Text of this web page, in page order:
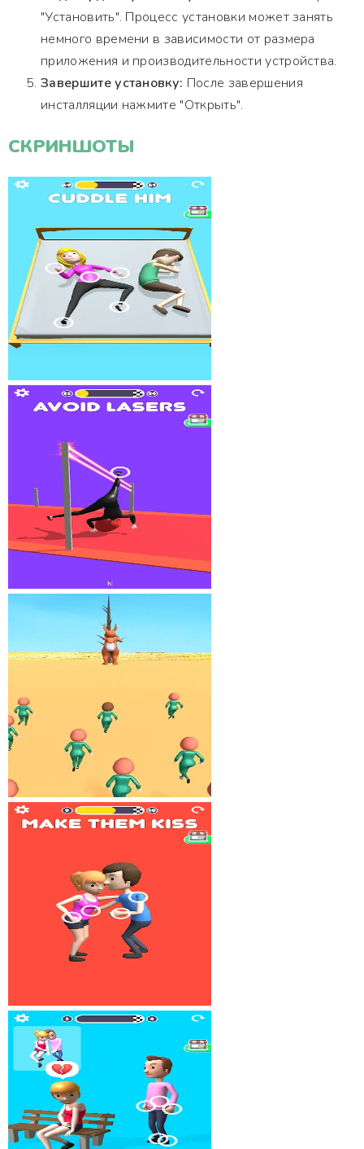
"Установить". Процесс установки может занять
немного времени в зависимости от размера
приложения и производительности устройства.
Завершите установку: После завершения
инсталляции нажмите "Открыть".
СКРИНШОТЫ